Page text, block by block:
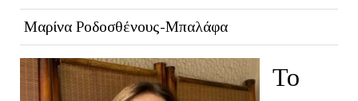
Μαρίνα Ροδοσθένους-Μπαλάφα
Το